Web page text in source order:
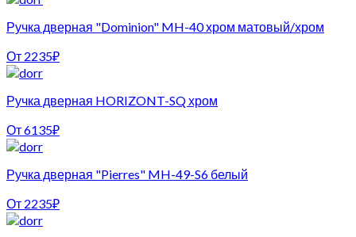
Ручка дверная "Dominion" MH-40 хром матовый/хром
От 2235₽
Ручка дверная HORIZONT-SQ хром
От6135₽
Ручка дверная "Pierres" MH-49-S6 белый
От 2235₽